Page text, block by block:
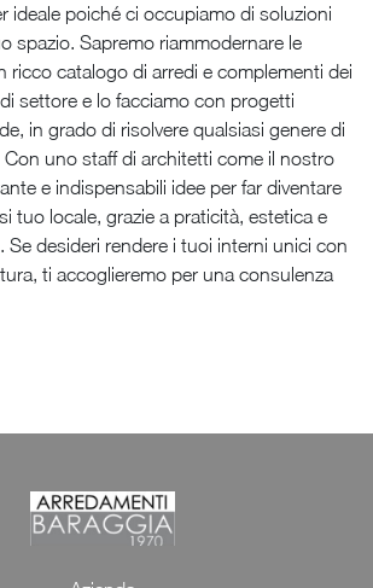
ideale poiché ci occupiamo di soluzioni
spazio. Sapremo riammodernare le
ricco catalogo di arredi e complementi dei
settore e lo facciamo con progetti
in grado di risolvere qualsiasi genere di
Con uno staff di architetti come il nostro
e indispensabili idee per far diventare
tuo locale, grazie a praticità, estetica e
Se desideri rendere i tuoi interni unici con
ti accoglieremo per una consulenza